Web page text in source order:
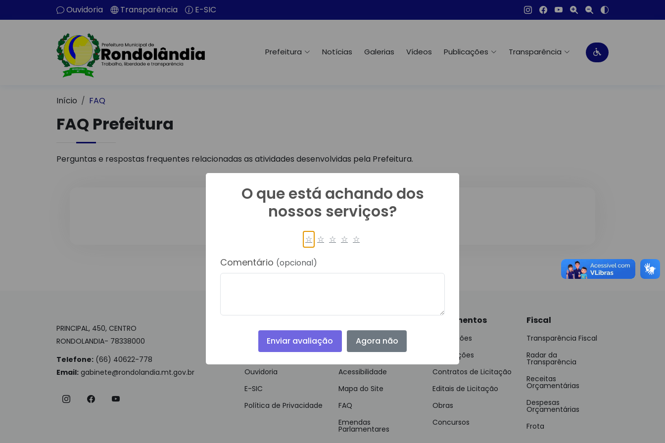
Ouvidoria Transparência E-SIC
Prefeitura Notícias Galerias Vídeos Publicações Transparência
Início FAQ
FAQ Prefeitura
Perguntas e respostas frequentes relacionadas as atividades desenvolvidas pela Prefeitura.
Nenhuma pergunta frequente cadastrada.
PRINCIPAL, 450, CENTRO
RONDOLANDIA- 78338000
Telefone: (66) 40622-778
Email: gabinete@rondolandia.mt.gov.br
Notícias
Vídeos
Ouvidoria
E-SIC
Política de Privacidade
Glossário
VLibras
Acessibilidade
Mapa do Site
FAQ
Emendas
Parlamentares
Documentos
Legislações
Publicações
Contratos de Licitação
Editais de Licitação
Obras
Concursos
Fiscal
Transparência Fiscal
Radar da
Transparência
Receitas
Orçamentárias
Despesas
Orçamentárias
Frota
O que está achando dos
nossos serviços?
☆ ☆ ☆ ☆ ☆
Comentário (opcional)
Enviar avaliação Agora não